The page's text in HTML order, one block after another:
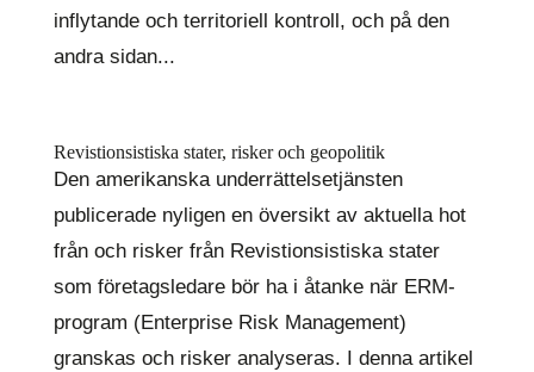
inflytande och territoriell kontroll, och på den
andra sidan...
Revistionsistiska stater, risker och geopolitik
Den amerikanska underrättelsetjänsten
publicerade nyligen en översikt av aktuella hot
från och risker från Revistionsistiska stater
som företagsledare bör ha i åtanke när ERM-
program (Enterprise Risk Management)
granskas och risker analyseras. I denna artikel